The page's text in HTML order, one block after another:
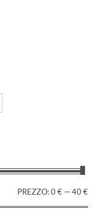
PREZZO: 0 € — 40 €